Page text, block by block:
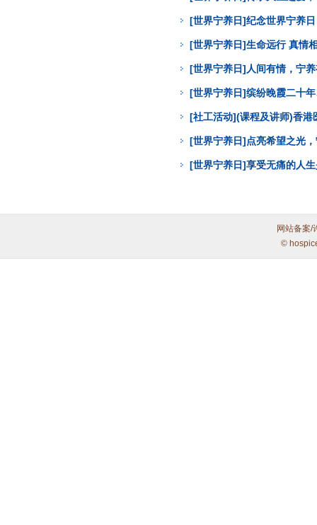
[世界宁养日]纪念世界宁养
[世界宁养日]生命远行 真情
[世界宁养日]人间有情，宁
[世界宁养日]缤纷晚霞二十
[社工活动](课程及讲师)香
[世界宁养日]点亮希望之光
[世界宁养日]享受无痛的人
网站备案/
©